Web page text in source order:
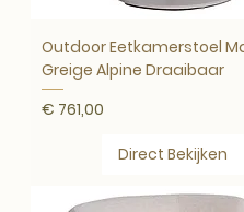
Outdoor Eetkamerstoel
Greige Alpine Draaibaar
Prijs
€ 761,00
Direct Bekijken